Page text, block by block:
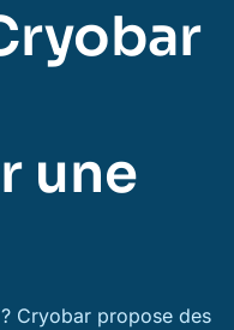
une
Cryobar propose des